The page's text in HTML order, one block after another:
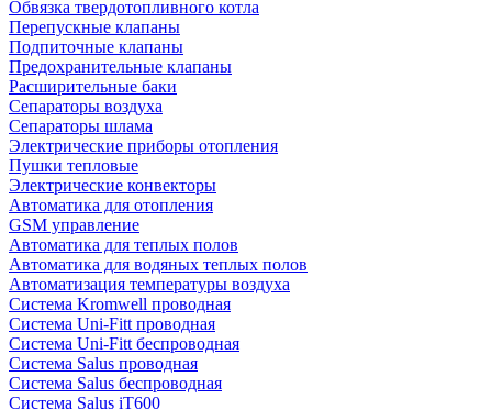
Обвязка твердотопливного котла
Перепускные клапаны
Подпиточные клапаны
Предохранительные клапаны
Расширительные баки
Сепараторы воздуха
Сепараторы шлама
Электрические приборы отопления
Пушки тепловые
Электрические конвекторы
Автоматика для отопления
GSM управление
Автоматика для теплых полов
Автоматика для водяных теплых полов
Автоматизация температуры воздуха
Система Kromwell проводная
Система Uni-Fitt проводная
Система Uni-Fitt беспроводная
Система Salus проводная
Система Salus беспроводная
Система Salus iT600